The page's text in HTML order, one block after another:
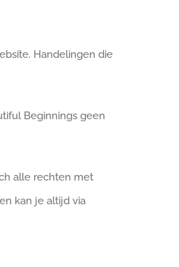
Handelingen die
Beginnings geen
alle rechten met
kan je altijd via